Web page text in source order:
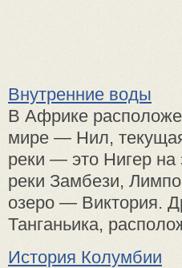
Внутренние воды
В Африке
мире — Нил,
реки — это Нигер на
реки Замбези,
озеро — Виктория.
Танганьика,
История Колумбии